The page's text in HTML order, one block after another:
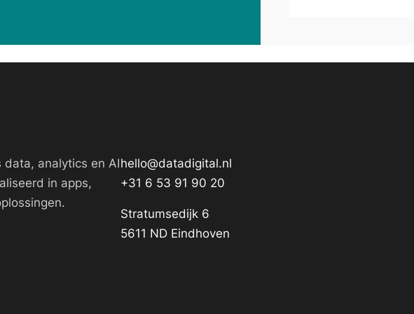
data, analytics en AI
in apps,
hello@datadigital.nl
+31 6 53 91 90 20
Stratumsedijk 6
5611 ND Eindhoven